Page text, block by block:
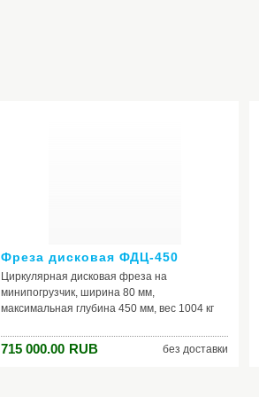
Фреза дисковая ФДЦ-450
Циркулярная дисковая фреза на
минипогрузчик, ширина 80 мм,
максимальная глубина 450 мм, вес 1004 кг
715 000.00 RUB без доставки